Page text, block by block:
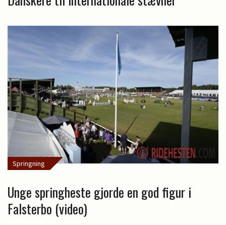
Springning
Unge springheste gjorde en god figur i
Falsterbo (video)